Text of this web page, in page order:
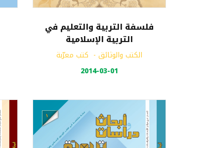
فلسفة التربية والتعليم في
التربية الإسلامية
الكتب والوثائق - كتب معرّبة
2014-03-01